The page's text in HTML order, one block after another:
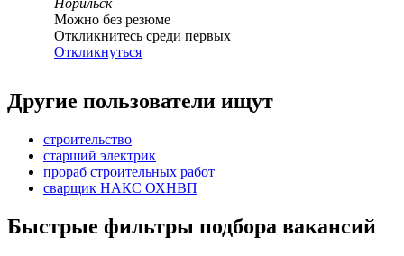
Норильск
Можно без резюме
Откликнитесь среди первых
Откликнуться
Другие пользователи ищут
строительство
старший электрик
прораб строительных работ
сварщик НАКС ОХНВП
Быстрые фильтры подбора вакансий